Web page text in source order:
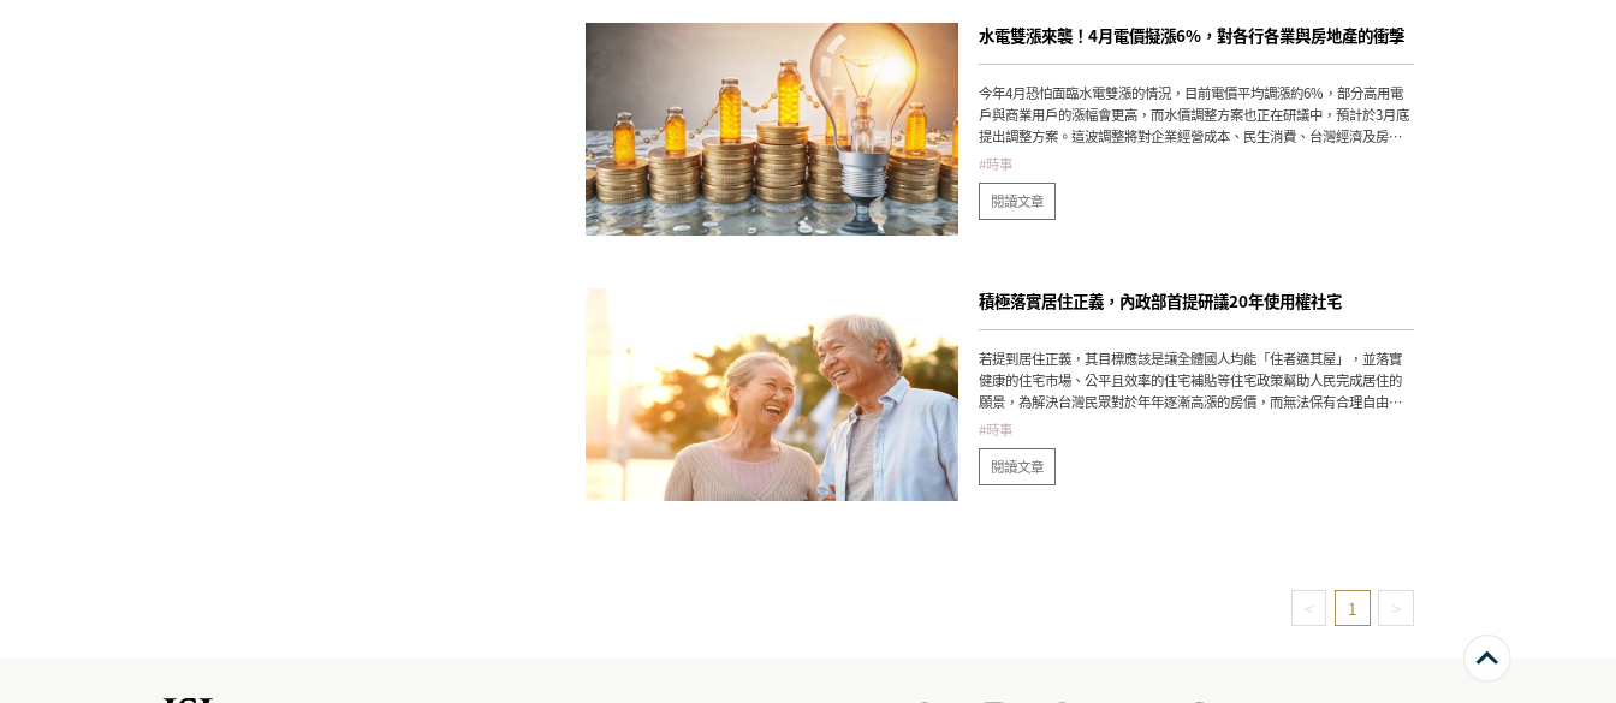
水電雙漲來襲！4月電價擬漲6%，對各行各業與房地產的衝擊
今年4月恐怕面臨水電雙漲的情況，目前電價平均調漲約6%，部分高用電
戶與商業用戶的漲幅會更高，而水價調整方案也正在研議中，預計於3月底
提出調整方案。這波調整將對企業經營成本、民生消費、台灣經濟及房地
產市場產生不同的影響。
#時事
閱讀文章
積極落實居住正義，內政部首提研議20年使用權社宅
若提到居住正義，其目標應該是讓全體國人均能「住者適其屋」，並落實
健康的住宅市場、公平且效率的住宅補貼等住宅政策幫助人民完成居住的
願景，為解決台灣民眾對於年年逐漸高漲的房價，而無法保有合理自由居
住權，政府推出許多政策、機制與條例，來保全居住正義的落實
#時事
閱讀文章
< 1 >